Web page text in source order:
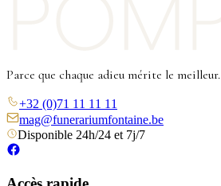
Parce que chaque adieu mérite le meilleur.
+32 (0)71 11 11 11
mag@funerariumfontaine.be
Disponible 24h/24 et 7j/7